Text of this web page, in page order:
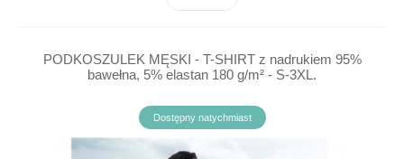
PODKOSZULEK MĘSKI - T-SHIRT z nadrukiem 95%
bawełna, 5% elastan 180 g/m² - S-3XL.
Dostępny natychmiast